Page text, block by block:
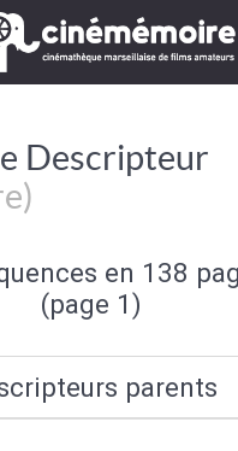
Descripteur
en 138
(page 1)
parents